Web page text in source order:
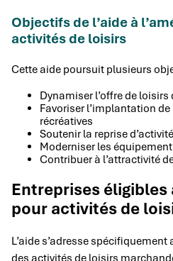
Objectifs de l’aide à
activités de loisirs
Cette aide poursuit plusieurs
Dynamiser l’offre de
Favoriser l’implantation
récréatives
Soutenir la reprise
Moderniser les
Contribuer à l’attractivité
Entreprises éligibles
pour activités de
L’aide s’adresse
des activités de loisirs